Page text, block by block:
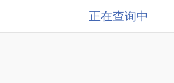
正在查询中